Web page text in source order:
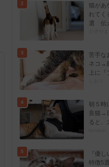
2
猫があ
れてく
選 伝
3
苦手な
ネコ→
上に
4
朝５時
良猫→
ると
5
『優
特徴5